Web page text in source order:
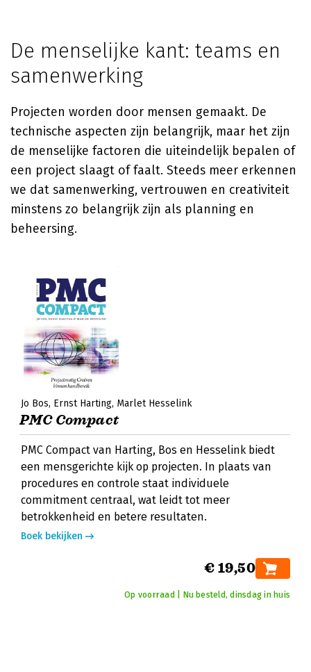
De menselijke kant: teams en
samenwerking
Projecten worden door mensen gemaakt. De
technische aspecten zijn belangrijk, maar het zijn
de menselijke factoren die uiteindelijk bepalen of
een project slaagt of faalt. Steeds meer erkennen
we dat samenwerking, vertrouwen en creativiteit
minstens zo belangrijk zijn als planning en
beheersing.
Jo Bos Ernst Harting Marlet Hesselink
PMC Compact
PMC Compact van Harting, Bos en Hesselink biedt
een mensgerichte kijk op projecten. In plaats van
procedures en controle staat individuele
commitment centraal, wat leidt tot meer
betrokkenheid en betere resultaten.
Boek bekijken
€ 19,50
Op voorraad | Nu besteld, dinsdag in huis